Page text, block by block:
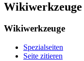
Wikiwerkzeuge
Wikiwerkzeuge
Spezialseiten
Seite zitieren